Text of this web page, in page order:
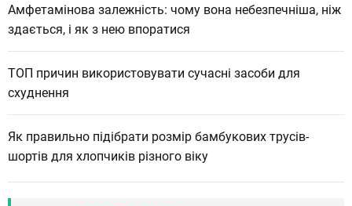
Амфетамінова залежність: чому вона небезпечніша, ніж
здається, і як з нею впоратися
ТОП причин використовувати сучасні засоби для
схуднення
Як правильно підібрати розмір бамбукових трусів-
шортів для хлопчиків різного віку